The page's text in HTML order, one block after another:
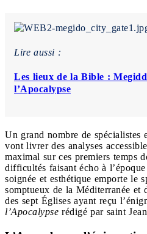
Lire aussi :
Les lieux de la Bible :
l’Apocalypse
Un grand nombre de spécialistes
vont livrer des analyses
maximal sur ces premiers temps
difficultés faisant écho à
soignée et esthétique emporte le
somptueux de la Méditerranée et
des sept Églises ayant reçu
l’Apocalypse rédigé par saint